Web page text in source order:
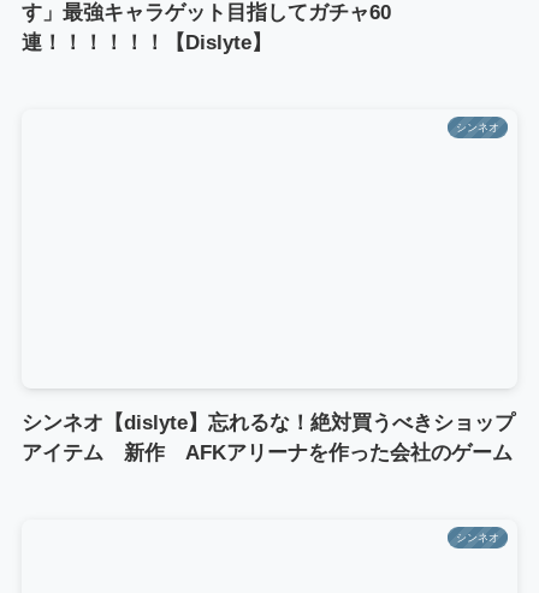
す」最強キャラゲット目指してガチャ60
連！！！！！！【Dislyte】
シンネオ
シンネオ【dislyte】忘れるな！絶対買うべきショップ
アイテム 新作 AFKアリーナを作った会社のゲーム
シンネオ